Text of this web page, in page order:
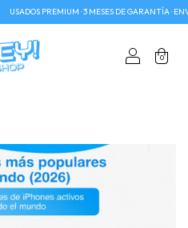
USADOS PREMIUM · 3 MESES DE GARANTÍA ·
0